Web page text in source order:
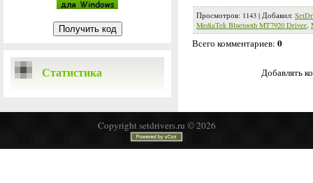
Статистика
Просмотров: 1143 | Добавил:
MediaTek Bluetooth MT7920 Driver,
Всего комментариев: 0
Добавлять
Copyright setdrivers.ru © 2026